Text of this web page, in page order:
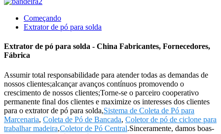
Começando
Extrator de pó para solda
Extrator de pó para solda - China Fabricantes, Fornecedores,
Fábrica
Assumir total responsabilidade para atender todas as demandas de
nossos clientes;alcançar avanços contínuos promovendo o
crescimento de nossos clientes;Torne-se o parceiro cooperativo
permanente final dos clientes e maximize os interesses dos clientes
para o extrator de pó para solda,Sistema de Coleta de Pó para
Marcenaria, Coleta de Pó de Bancada, Coletor de pó de ciclone para
trabalhar madeira,Coletor de Pó Central.Sinceramente, damos boas-